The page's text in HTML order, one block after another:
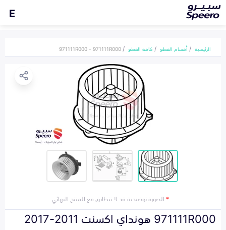
E
الرئيسية أقسام القطع كافة القطع 971111R000 - 971111R000
*الصورة توضيحية قد لا تتطابق مع المنتج النهائي
971111R000 هونداي اكسنت 2011-2017